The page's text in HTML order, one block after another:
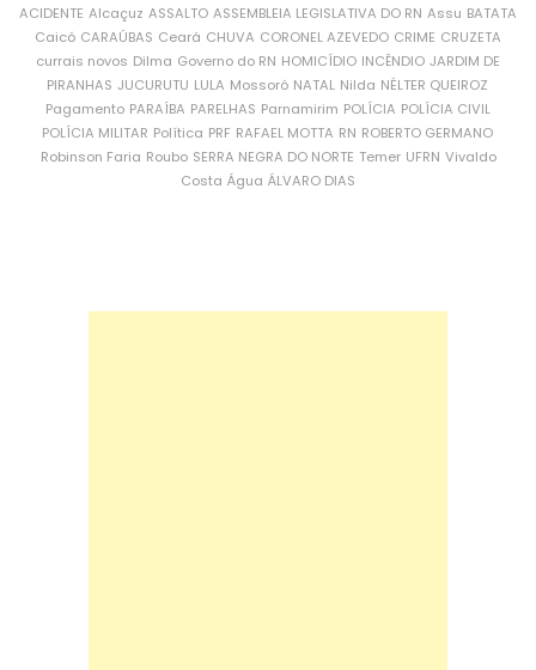
ACIDENTE Alcaçuz ASSALTO ASSEMBLEIA LEGISLATIVA DO RN Assu BATATA
Caicó CARAÚBAS Ceará CHUVA CORONEL AZEVEDO CRIME CRUZETA
currais novos Dilma Governo do RN HOMICÍDIO INCÊNDIO JARDIM DE
PIRANHAS JUCURUTU LULA Mossoró NATAL Nilda NÉLTER QUEIROZ
Pagamento PARAÍBA PARELHAS Parnamirim POLÍCIA POLÍCIA CIVIL
POLÍCIA MILITAR Política PRF RAFAEL MOTTA RN ROBERTO GERMANO
Robinson Faria Roubo SERRA NEGRA DO NORTE Temer UFRN Vivaldo
Costa Água ÁLVARO DIAS